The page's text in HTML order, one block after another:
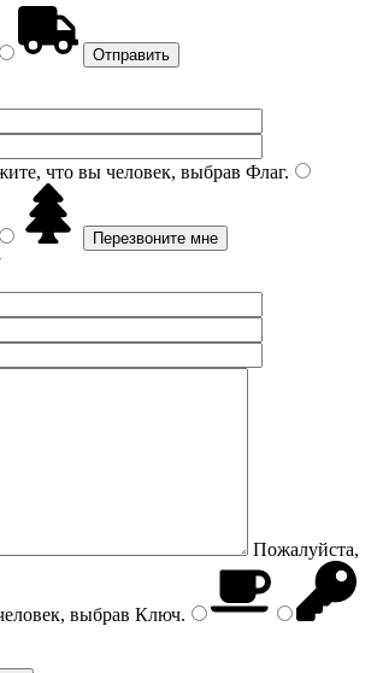
что вы человек, выбрав Флаг.
Пожалуйста,
выбрав Ключ.